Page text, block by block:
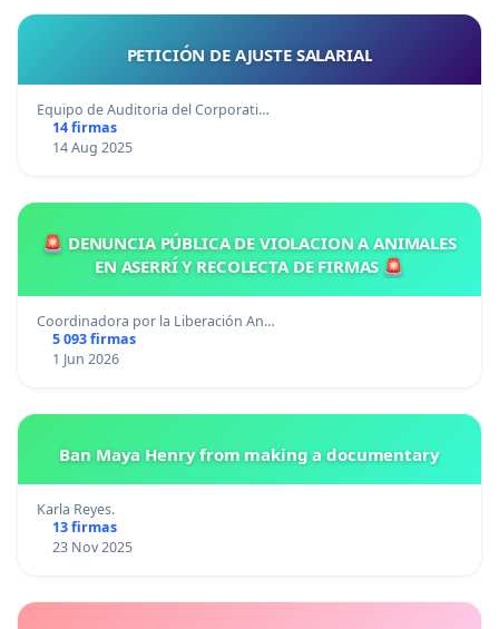
PETICIÓN DE AJUSTE SALARIAL
Equipo de Auditoria del Corporati…
14 firmas
14 Aug 2025
🚨 DENUNCIA PÚBLICA DE VIOLACION A ANIMALES
EN ASERRÍ Y RECOLECTA DE FIRMAS 🚨
Coordinadora por la Liberación An…
5 093 firmas
1 Jun 2026
Ban Maya Henry from making a documentary
Karla Reyes.
13 firmas
23 Nov 2025